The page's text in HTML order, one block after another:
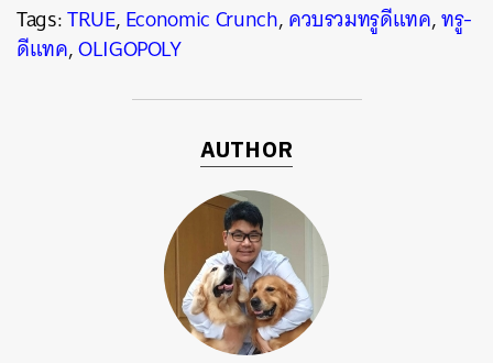
Tags:TRUE,Economic Crunch,ควบรวมทรูดีแทค,ทรู-
ดีแทค,OLIGOPOLY
AUTHOR